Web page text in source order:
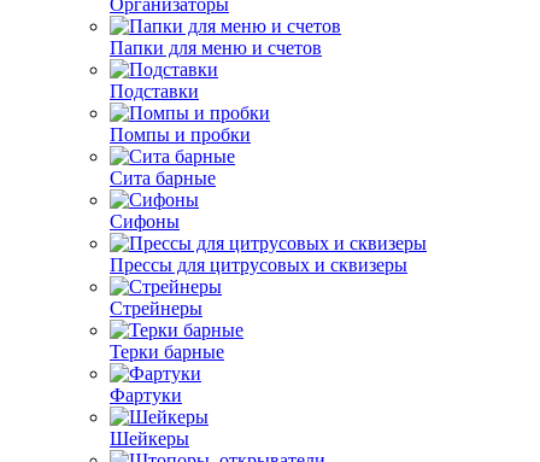
Организаторы
Папки для меню и счетов
Подставки
Помпы и пробки
Сита барные
Сифоны
Прессы для цитрусовых и сквизеры
Стрейнеры
Терки барные
Фартуки
Шейкеры